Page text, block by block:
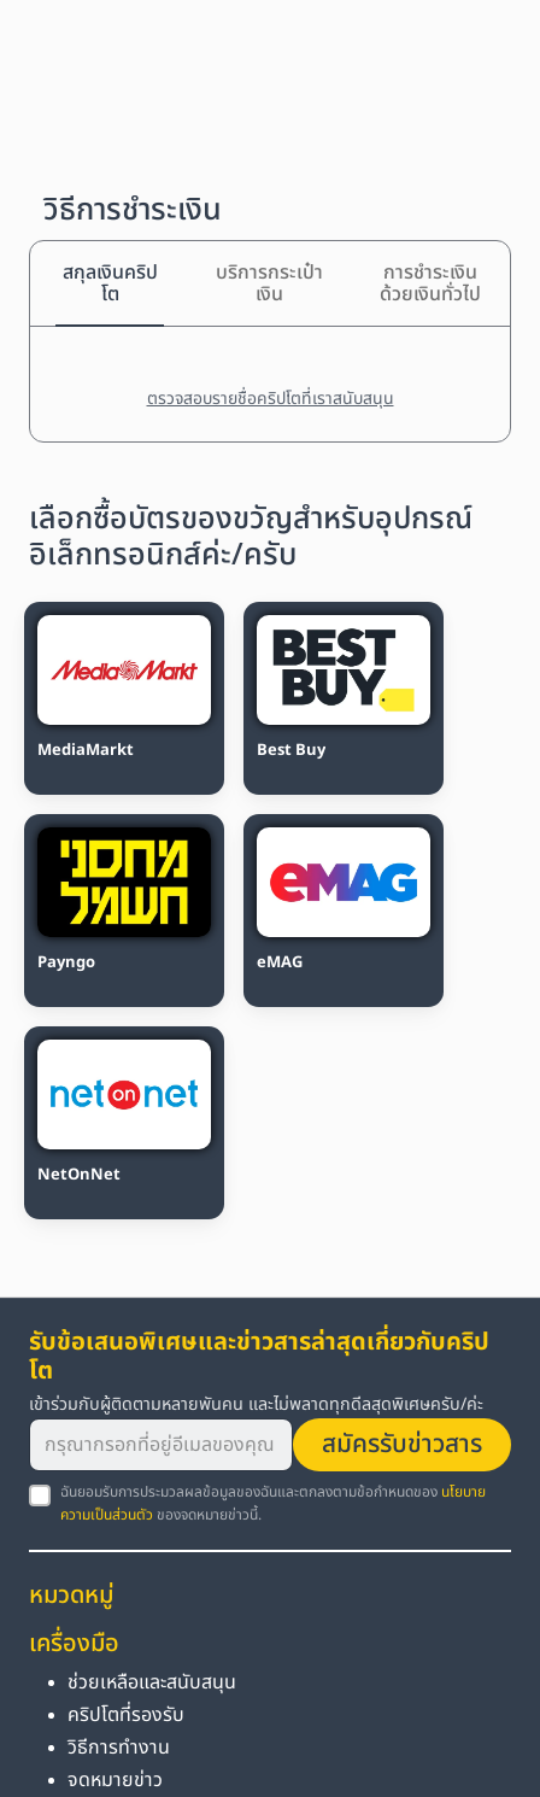
วิธีการชำระเงิน
สกุลเงินคริป
โต
บริการกระเป๋า
เงิน
การชำระเงิน
ด้วยเงินทั่วไป
ตรวจสอบรายชื่อคริปโตที่เราสนับสนุน
เลือกซื้อบัตรของขวัญสำหรับอุปกรณ์
อิเล็กทรอนิกส์ค่ะ/ครับ
MediaMarkt Best Buy
Payngo eMAG
NetOnNet
รับข้อเสนอพิเศษและข่าวสารล่าสุดเกี่ยวกับคริป
โต
เข้าร่วมกับผู้ติดตามหลายพันคน และไม่พลาดทุกดีลสุดพิเศษครับ/ค่ะ
สมัครรับข่าวสาร
ฉันยอมรับการประมวลผลข้อมูลของฉันและตกลงตามข้อกำหนดของ นโยบาย
ความเป็นส่วนตัว ของจดหมายข่าวนี้.
หมวดหมู่
เครื่องมือ
ช่วยเหลือและสนับสนุน
คริปโตที่รองรับ
วิธีการทำงาน
จดหมายข่าว